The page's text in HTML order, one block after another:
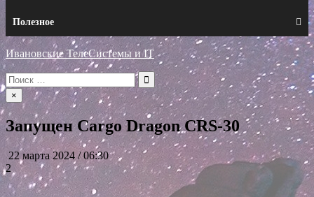
Полезное
Ивановские ТелеСистемы и IT
Искать:
×
Запущен Cargo Dragon CRS-30
22 марта 2024 / 06:30
2